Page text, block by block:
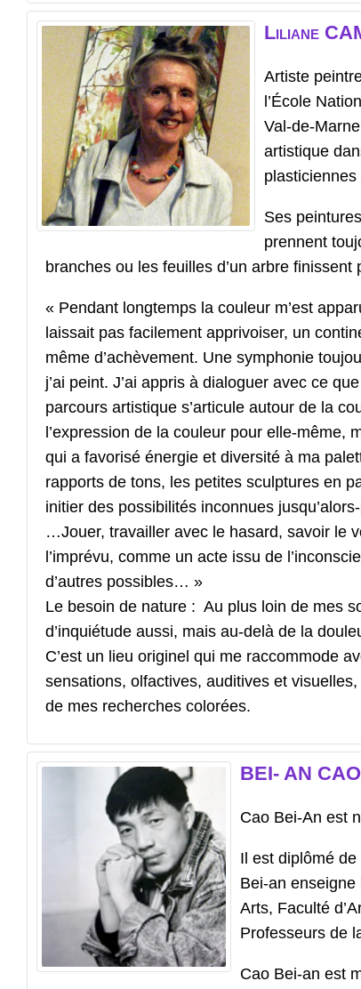
Liliane
Artiste
l’École
Val-de-
artistique
Ses
prennent
branches ou les feuilles d’un arbre
« Pendant longtemps la couleur m’est
laissait pas facilement apprivoiser, un
même d’achèvement. Une symphonie
j’ai peint. J’ai appris à dialoguer avec ce
parcours artistique s’articule autour de la
l’expression de la couleur pour elle-même,
qui a favorisé énergie et diversité à ma
rapports de tons, les petites sculptures en
initier des possibilités inconnues
…Jouer, travailler avec le hasard, savoir le
l’imprévu, comme un acte issu de
d’autres possibles… »
Le besoin de nature : Au plus loin de mes
d’inquiétude aussi, mais au-delà de la
C’est un lieu originel qui me raccommode
sensations, olfactives, auditives et
de mes recherches colorées.
BEI- AN CAO
Cao Bei-An est
Il est diplômé
Bei-an enseigne
Arts, Faculté
Professeurs de
Cao Bei-an est